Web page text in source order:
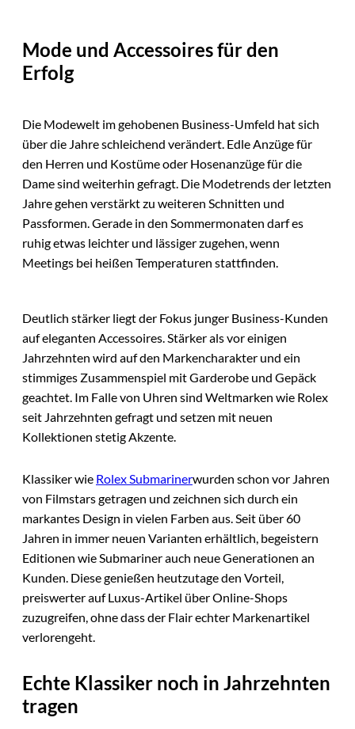
Mode und Accessoires für den
Erfolg
Die Modewelt im gehobenen Business-Umfeld hat sich
über die Jahre schleichend verändert. Edle Anzüge für
den Herren und Kostüme oder Hosenanzüge für die
Dame sind weiterhin gefragt. Die Modetrends der letzten
Jahre gehen verstärkt zu weiteren Schnitten und
Passformen. Gerade in den Sommermonaten darf es
ruhig etwas leichter und lässiger zugehen, wenn
Meetings bei heißen Temperaturen stattfinden.
Deutlich stärker liegt der Fokus junger Business-Kunden
auf eleganten Accessoires. Stärker als vor einigen
Jahrzehnten wird auf den Markencharakter und ein
stimmiges Zusammenspiel mit Garderobe und Gepäck
geachtet. Im Falle von Uhren sind Weltmarken wie Rolex
seit Jahrzehnten gefragt und setzen mit neuen
Kollektionen stetig Akzente.
Klassiker wie Rolex Submarinerwurden schon vor Jahren
von Filmstars getragen und zeichnen sich durch ein
markantes Design in vielen Farben aus. Seit über 60
Jahren in immer neuen Varianten erhältlich, begeistern
Editionen wie Submariner auch neue Generationen an
Kunden. Diese genießen heutzutage den Vorteil,
preiswerter auf Luxus-Artikel über Online-Shops
zuzugreifen, ohne dass der Flair echter Markenartikel
verlorengeht.
Echte Klassiker noch in Jahrzehnten
tragen